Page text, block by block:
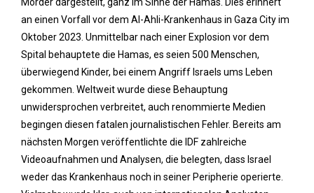
an einen Vorfall vor dem Al-Ahli-Krankenhaus in Gaza City im
Oktober 2023. Unmittelbar nach einer Explosion vor dem
Spital behauptete die Hamas, es seien 500 Menschen,
überwiegend Kinder, bei einem Angriff Israels ums Leben
gekommen. Weltweit wurde diese Behauptung
unwidersprochen verbreitet, auch renommierte Medien
begingen diesen fatalen journalistischen Fehler. Bereits am
nächsten Morgen veröffentlichte die IDF zahlreiche
Videoaufnahmen und Analysen, die belegten, dass Israel
weder das Krankenhaus noch in seiner Peripherie operierte.